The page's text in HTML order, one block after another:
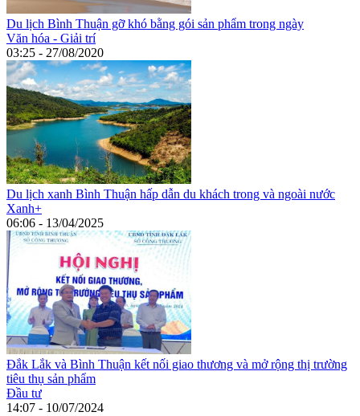
Du lịch Bình Thuận gỡ khó bằng gói sản phẩm trong ngày
Văn hóa - Giải trí
03:25 - 27/08/2020
Du lịch xanh Bình Thuận hấp dẫn du khách trong và ngoài nước
Xanh+
06:06 - 13/04/2025
Đắk Lắk và Bình Thuận kết nối giao thương và mở rộng thị trường
tiêu thụ sản phẩm
Đầu tư
14:07 - 10/07/2024